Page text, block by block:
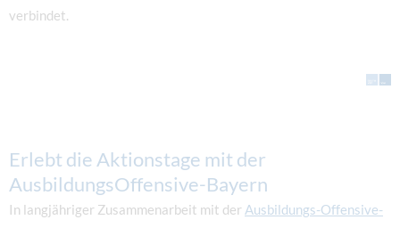
verbindet.
Erlebt die Aktionstage mit der
AusbildungsOffensive-Bayern
In langjähriger Zusammenarbeit mit der Ausbildungs-Offensive-